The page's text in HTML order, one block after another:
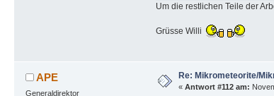
Um die restlichen Teile der
Grüsse Willi
APE
Generaldirektor
Re: Mikrometeorite/
« Antwort #112 am: